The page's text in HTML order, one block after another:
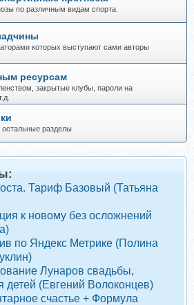
Тариф Базовый (Татьяна
к новому без осложнений
по Яндекс Метрике (Полина
Лунаров свадьбы,
детей (Евгений Волоконцев)
счастье + Формула
по различным видам спорта.
которых выступают сами авторы
ресурсам
закрытые клубы, пароли на
разделы